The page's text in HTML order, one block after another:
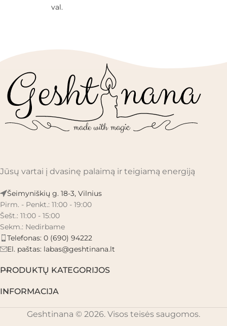
val.
Jūsų vartai į dvasinę palaimą ir teigiamą energiją
Šeimyniškių g. 18-3, Vilnius
Pirm. - Penkt.: 11:00 - 19:00
Šešt.: 11:00 - 15:00
Sekm.: Nedirbame
Telefonas: 0 (690) 94222
El. paštas: labas@geshtinana.lt
PRODUKTŲ KATEGORIJOS
INFORMACIJA
Geshtinana © 2026. Visos teisės saugomos.